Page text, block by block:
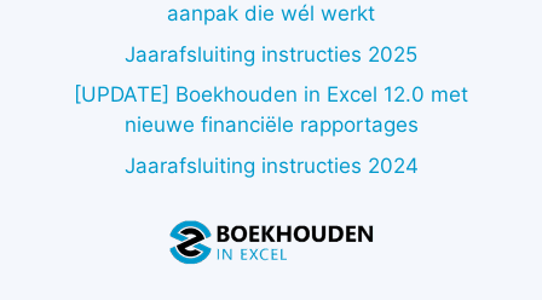
aanpak die wél werkt
Jaarafsluiting instructies 2025
[UPDATE] Boekhouden in Excel 12.0 met
nieuwe financiële rapportages
Jaarafsluiting instructies 2024